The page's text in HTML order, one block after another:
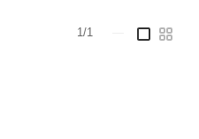
1/1